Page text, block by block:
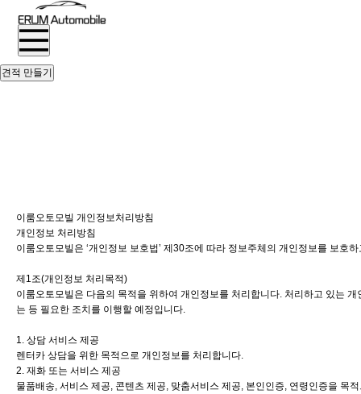
견적 만들기
이룸오토모빌 개인정보처리방침
개인정보 처리방침
이룸오토모빌은 ‘개인정보 보호법’ 제30조에 따라 정보주체의 개인정보를 보
제1조(개인정보 처리목적)
이룸오토모빌은 다음의 목적을 위하여 개인정보를 처리합니다. 처리하고 있는
는 등 필요한 조치를 이행할 예정입니다.
1. 상담 서비스 제공
렌터카 상담을 위한 목적으로 개인정보를 처리합니다.
2. 재화 또는 서비스 제공
물품배송, 서비스 제공, 콘텐츠 제공, 맞춤서비스 제공, 본인인증, 연령인증을 목